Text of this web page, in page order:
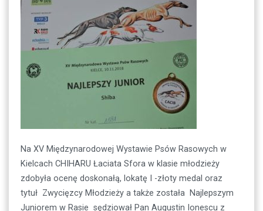
Na XV Międzynarodowej Wystawie Psów Rasowych w
Kielcach CHIHARU Łaciata Sfora w klasie młodzieży
zdobyła ocenę doskonałą, lokatę I -złoty medal oraz
tytuł Zwycięzcy Młodzieży a także została Najlepszym
Juniorem w Rasie sędziował Pan Augustin Ionescu z